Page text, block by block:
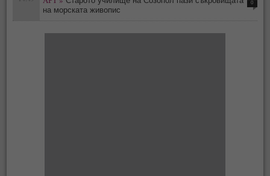
на морската живопис
0